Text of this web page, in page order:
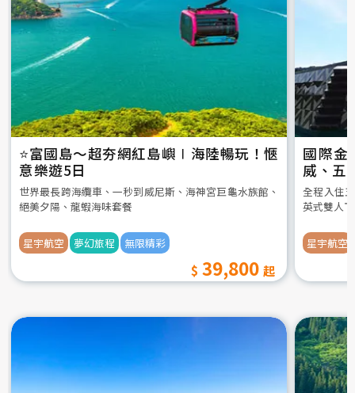
⭐️富國島～超夯網紅島嶼∣海陸暢玩！愜
意樂遊5日
世界最長跨海纜車、一秒到威尼斯、海神宮巨龜水族館、
絕美夕陽、龍蝦海味套餐
星宇航空 夢幻旅程 無限精彩
39,800
國際金
威、五
全程入住
英式雙人
星宇航空